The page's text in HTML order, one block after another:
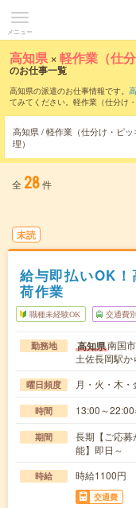
メニュー
高知県 ×軽作業（仕
のお仕事一覧
高知県の派遣のお仕事情報です。
てみてください。軽作業（仕分け
けます。職種辞典：軽作業（仕分
とは？
高知県 / 軽作業（仕分け・ピ
理）
全 28件
未読
給与即払いOK！
荷作業
職種未経験OK 交通費
勤務地 高知県南国市
土佐長岡駅
曜日頻度 月・火・木
時間 13:00～
期間
長期【ご応
能】即日～
時給 時給1100円
交通費